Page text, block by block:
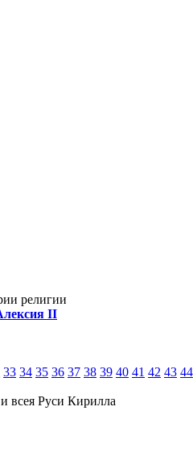
религии
II
33 34 35 36 37 38 39 40 41 42 43 44
всея Руси Кирилла